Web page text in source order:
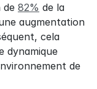
de 82% de la
augmentation
cela
dynamique
de